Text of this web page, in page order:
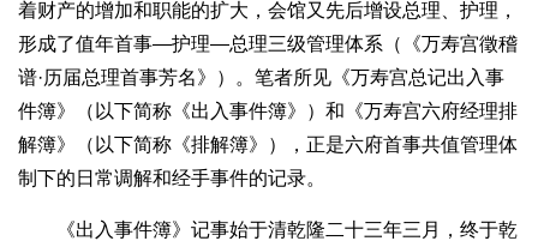
着财产的增加和职能的扩大，会馆又先后增设总理、护理，
形成了值年首事—护理—总理三级管理体系（《万寿宫徵稽
谱·历届总理首事芳名》）。笔者所见《万寿宫总记出入事
件簿》（以下简称《出入事件簿》）和《万寿宫六府经理排
解簿》（以下简称《排解簿》），正是六府首事共值管理体
制下的日常调解和经手事件的记录。
《出入事件簿》记事始于清乾隆二十三年三月，终于乾